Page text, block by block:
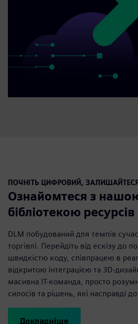
ПОЧНІТЬ ЦИФРОВИЙ,
Ознайомтеся з
бібліотекою ресурсів
DLM побудований для темпів
торгівлі. Перейдіть від ескізу до
швидкістю коду, співпрацею в
відкритою інтеграцією та 3D-
масивна ІТ-команда, просто
силосів та рішень, які насправді
Докладніше